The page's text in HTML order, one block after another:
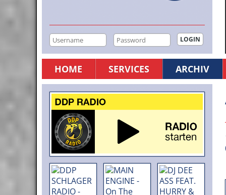
HOME SERVICES ARCHIV